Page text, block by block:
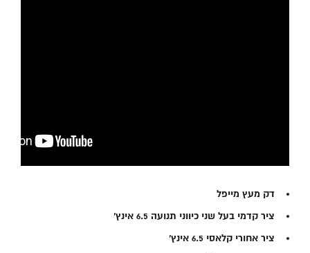
דק מעץ מייפל
ציר קדמי בעל שני כיווני תנועה 6.5 אינץ’
ציר אחורי קלאסי 6.5 אינץ’